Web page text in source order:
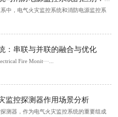
中，电气火灾监控系统和消防电源监控系
：串联与并联的融合与优化
Fire Monit···...
监控探测器作用场景分析
测器，作为电气火灾监控系统的重要组成